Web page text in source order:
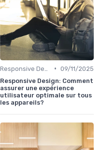
• 09/11/2025
Responsive Design: Comment
assurer une expérience
utilisateur optimale sur tous
les appareils?